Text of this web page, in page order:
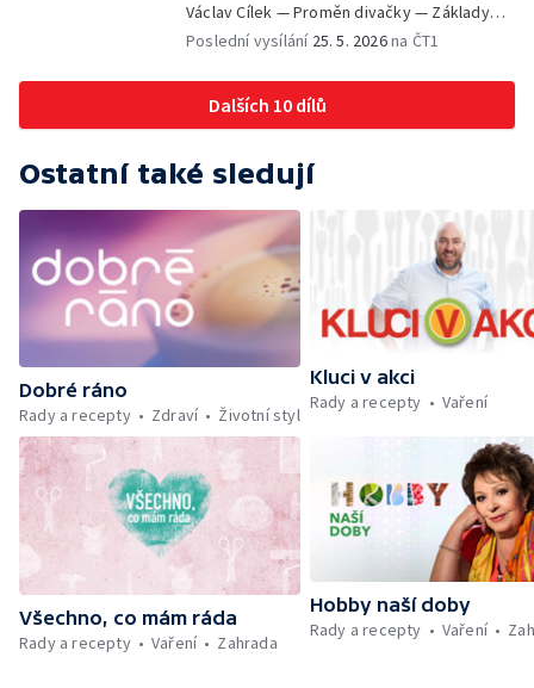
Václav Cílek — Proměn divačky — Základy
bezpečnosti dětí na inline bruslích - Petr
Zooterapie - praktické využití - Linda
Tinková — Pražské jaro - Klára Boudalová,
Marko Ivanović
Poslední vysílání 25. 5. 2026na ČT1
Dalších 10 dílů
Ostatní také sledují
Dobré ráno
Rady a recepty
Zdraví Životní styl
Kluci v akci
Rady a recepty
Vaření
Všechno, co mám ráda
Rady a recepty
Vaření Zahrada
Hobby naší doby
Rady a recepty
Vaření